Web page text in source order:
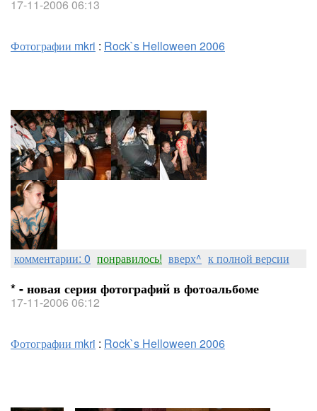
17-11-2006 06:13
Фотографии mkri : Rock`s Helloween 2006
комментарии: 0 понравилось! вверх^ к полной версии
* - новая серия фотографий в фотоальбоме
17-11-2006 06:12
Фотографии mkri : Rock`s Helloween 2006